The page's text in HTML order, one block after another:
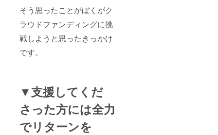
そう思ったことがぼくがク
ラウドファンディングに挑
戦しようと思ったきっかけ
です。
▼支援してくだ
さった方には全力
でリターンを